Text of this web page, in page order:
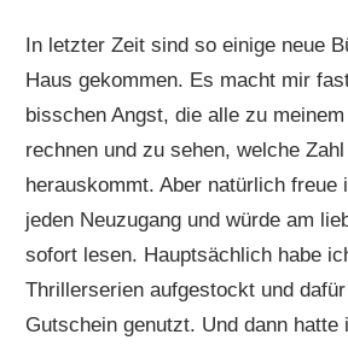
In letzter Zeit sind so einige neue
Haus gekommen. Es macht mir
bisschen Angst, die alle zu
rechnen und zu sehen, welche
herauskommt. Aber natürlich freue
jeden Neuzugang und würde am
sofort lesen. Hauptsächlich habe
Thrillerserien aufgestockt und
Gutschein genutzt. Und dann hatte